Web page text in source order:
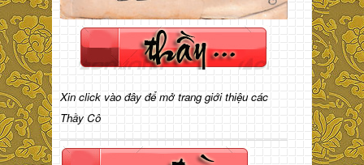
Xin click vào đây để mở trang giới thiệu các
Thầy Cô